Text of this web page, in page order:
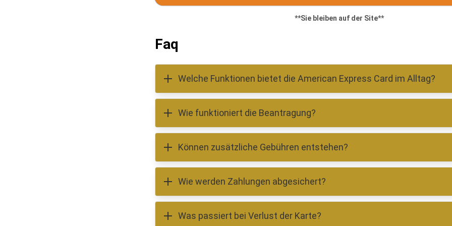
**Sie bleiben auf der Site**
Faq
Welche Funktionen bietet die American Express Card im Alltag?
Die American Express Card eignet sich für Einkäufe im Internet, mobile
Alltag sowie Zahlungen bei internationalen Akzeptanzstellen.
digitale Verwaltungsfunktionen und abhängig vom Kartenmodell auch
Rewards zur Verfügung.
Wie funktioniert die Beantragung?
Die Beantragung erfolgt online über American Express. Nach Prüfung
erfolgreicher Identifikation wird die Karte versendet.
Können zusätzliche Gebühren entstehen?
Je nach Nutzung können Gebühren für Fremdwährungen,
weitere Leistungen gemäß aktuellem Preisverzeichnis anfallen.
Wie werden Zahlungen abgesichert?
American Express verwendet Sicherheitsverfahren gemäß aktuellen
Was passiert bei Verlust der Karte?